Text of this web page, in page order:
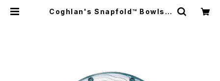
Coghlan's Snapfold™ Bowls |